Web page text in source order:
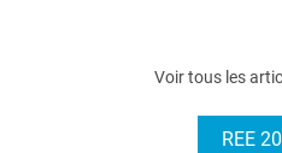
Voir tous les
REE